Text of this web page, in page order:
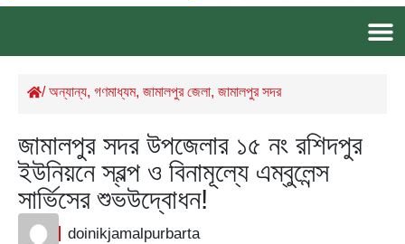
/অন্যান্য, গণমাধ্যম, জামালপুর জেলা, জামালপুর সদর
জামালপুর সদর উপজেলার ১৫ নং রশিদপুর
ইউনিয়নে স্বল্প ও বিনামূল্যে এম্বুলেন্স
সার্ভিসের শুভউদ্বোধন!
doinikjamalpurbarta